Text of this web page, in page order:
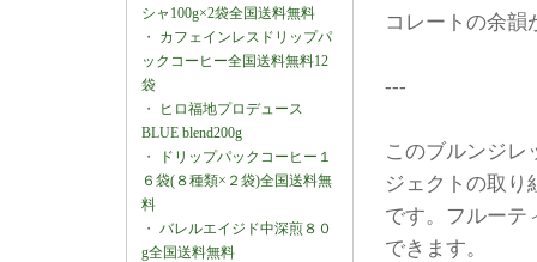
シャ100g×2袋全国送料無料
・ カフェインレスドリップパ
ックコーヒー全国送料無料12
袋
・
ヒロ福地プロデュース
BLUE blend200g
・
ドリップパックコーヒー１
６袋(８種類×２袋)全国送料無
料
・ バレルエイジド中深煎８０
g全国送料無料
コレートの余韻
---
このブルンジレ
ジェクトの取り
です。フルーテ
できます。